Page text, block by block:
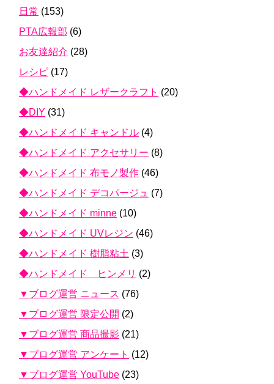
日常 (153)
PTA広報部 (6)
お友達紹介 (28)
レシピ (17)
◆ハンドメイド レザークラフト (20)
◆DIY (31)
◆ハンドメイド キャンドル (4)
◆ハンドメイド アクセサリー (8)
◆ハンドメイド 布モノ製作 (46)
◆ハンドメイド デコパージュ (7)
◆ハンドメイド minne (10)
◆ハンドメイド UVレジン (46)
◆ハンドメイド 樹脂粘土 (3)
◆ハンドメイド ヒンメリ (2)
▼ブログ運営 ニュース (76)
▼ブログ運営 限定公開 (2)
▼ブログ運営 商品撮影 (21)
▼ブログ運営 アンケート (12)
▼ブログ運営 YouTube (23)